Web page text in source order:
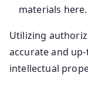
materials here.
Utilizing
accurate and
intellectual